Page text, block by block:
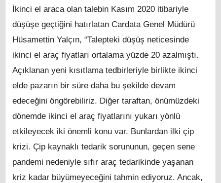
İkinci el araca olan talebin Kasım 2020 itibariyle
düşüşe geçtiğini hatırlatan Cardata Genel Müdürü
Hüsamettin Yalçın, “Talepteki düşüş neticesinde
ikinci el araç fiyatları ortalama yüzde 20 azalmıştı.
Açıklanan yeni kısıtlama tedbirleriyle birlikte ikinci
elde pazarın bir süre daha bu şekilde devam
edeceğini öngörebiliriz. Diğer taraftan, önümüzdeki
dönemde ikinci el araç fiyatlarını yukarı yönlü
etkileyecek iki önemli konu var. Bunlardan ilki çip
krizi. Çip kaynaklı tedarik sorununun, geçen sene
pandemi nedeniyle sıfır araç tedarikinde yaşanan
kriz kadar büyümeyeceğini tahmin ediyoruz. Ancak,